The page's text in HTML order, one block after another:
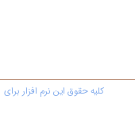
کليه حقوق اين نرم افزار برای